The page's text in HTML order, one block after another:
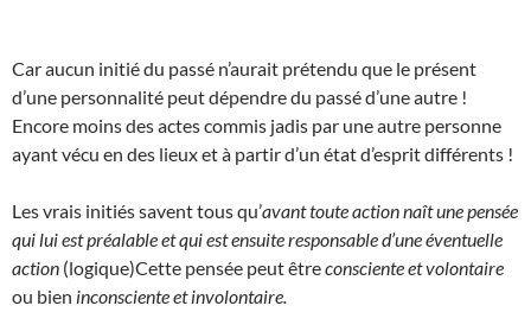
Car aucun initié du passé n’aurait prétendu que le présent
d’une personnalité peut dépendre du passé d’une autre !
Encore moins des actes commis jadis par une autre personne
ayant vécu en des lieux et à partir d’un état d’esprit différents !
Les vrais initiés savent tous qu’avant toute action naît une pensée
qui lui est préalable et qui est ensuite responsable d’une éventuelle
action (logique)Cette pensée peut êtreconsciente et volontaire
ou bien inconsciente et involontaire.